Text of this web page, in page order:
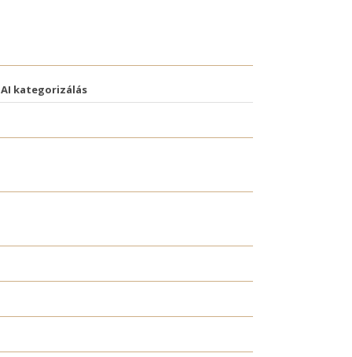
AI kategorizálás